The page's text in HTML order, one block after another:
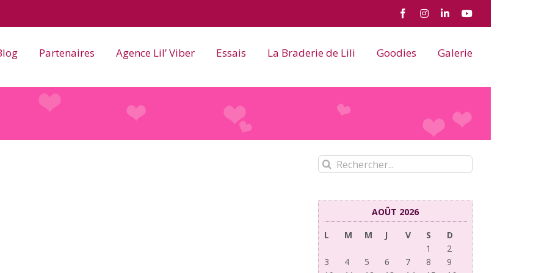
FacebookInstagram
LinkedInYouTube
Partenaires Agence Lil’ Viber Essais La Braderie de Lili Goodies Galerie
Rechercher:
AOÛT 2026
L
M M J V S
D
1
2
3
4 5 6 7 8
9